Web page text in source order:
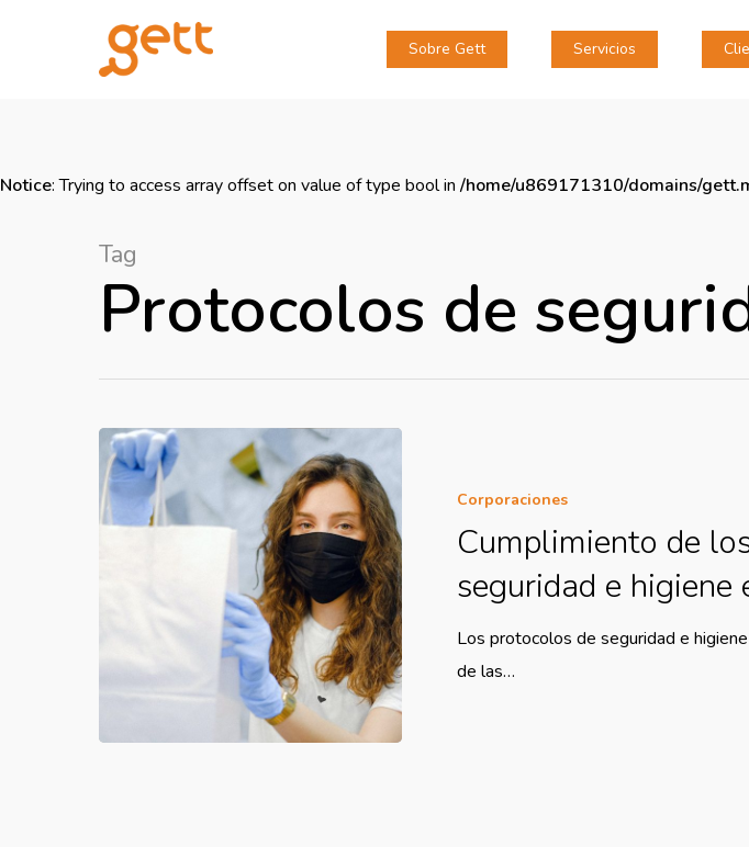
Sobre Gett Servicios
Notice: Trying to access array offset on value of type bool in /home/u869171310/domains/
Tag
Protocolos de
Corporaciones
Cumplimiento de
seguridad e higiene
Los protocolos de seguridad e
de las…